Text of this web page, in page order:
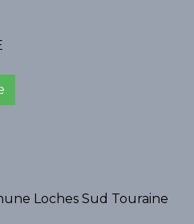
Loches Sud Touraine